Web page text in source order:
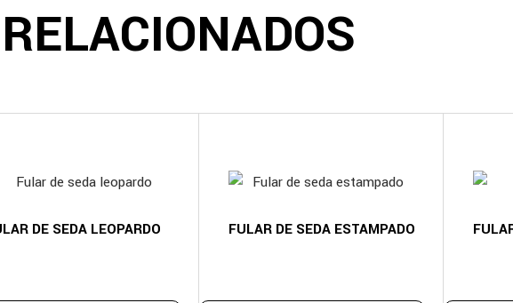
DE SEDA LEOPARDO FULAR DE SEDA ESTAMPADO